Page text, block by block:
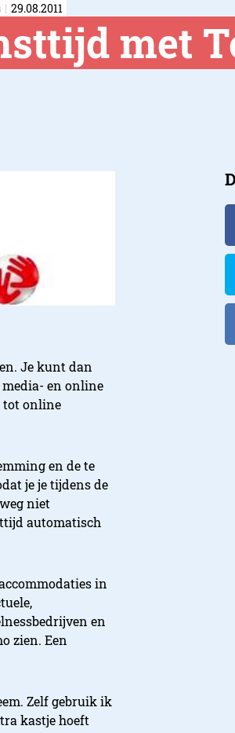
29.08.2011
met
Je kunt dan
en online
tot online
en de te
je je tijdens de
niet
automatisch
in
en
zien. Een
Zelf gebruik ik
kastje hoeft